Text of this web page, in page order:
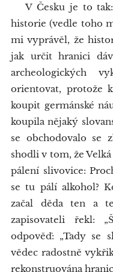
V Česku je to
historie (vedle toho
mi vyprávěl, že
jak určit hranici
archeologických
orientovat, protože
koupit germánské
koupila nějaký
se obchodovalo se
shodli v tom, že
pálení slivovice:
se tu pálí alkohol?
začal děda ten a
zapisovateli řekl:
odpověď: „Tady se
vědec radostně
rekonstruována